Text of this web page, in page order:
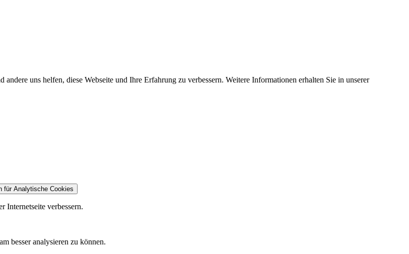
uns helfen, diese Webseite und Ihre Erfahrung zu verbessern. Weitere Informationen erhalten Sie in unserer
für Analytische Cookies
Internetseite verbessern.
besser analysieren zu können.